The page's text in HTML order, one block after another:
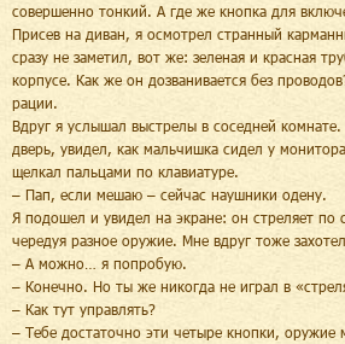
совершенно тонкий. А где же кнопка для
Присев на диван, я осмотрел странный
сразу не заметил, вот же: зеленая и красная
корпусе. Как же он дозванивается без
рации.
Вдруг я услышал выстрелы в соседней
дверь, увидел, как мальчишка сидел у
щелкал пальцами по клавиатуре.
– Пап, если мешаю – сейчас наушники одену.
Я подошел и увидел на экране: он стреляет по
чередуя разное оружие. Мне вдруг тоже
– А можно… я попробую.
– Конечно. Но ты же никогда не играл в
– Как тут управлять?
– Тебе достаточно эти четыре кнопки,